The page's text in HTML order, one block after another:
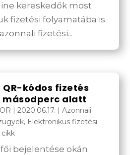
kereskedők most
fizetési folyamatába is
fizetési...
kódos fizetés
másodperc alatt
|2020.06.17. |Azonnali
, Elektronikus fizetési
cikk
bejelentése okán